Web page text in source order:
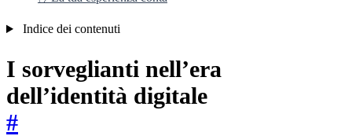
Indice dei contenuti
I sorveglianti nell’era
dell’identità digitale
#